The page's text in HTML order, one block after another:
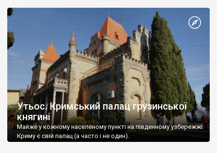
Утьос. Кримський палац грузинської
княгині
Майже у кожному населеному пункті на південному узбережжі
Криму є свій палац (а часто і не один).